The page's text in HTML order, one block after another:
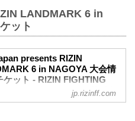
）クレベル・コイケ vs. 金原正徳
（0-3）
果詳細
／牛久絢太郎 vs. 萩原京平
ルール：5分 3R（66.0kg）
牛久絢太郎 vs. 萩原京平
（3-0）
LANDMARK 6 in
ット
presents RIZIN
6 in NAGOYA 大会情
ケット - RIZIN FIGHTING
オフィシャルサイト
jp.rizinff.com